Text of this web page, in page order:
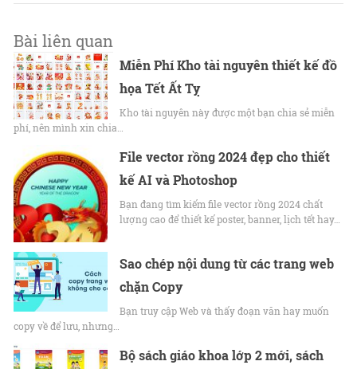
Bài liên quan
Miễn Phí Kho tài nguyên thiết kế đồ
họa Tết Ất Tỵ
Kho tài nguyên này được một bạn chia sẻ miễn
phí, nên mình xin chia…
File vector rồng 2024 đẹp cho thiết
kế AI và Photoshop
Bạn đang tìm kiếm file vector rồng 2024 chất
lượng cao để thiết kế poster, banner, lịch tết hay…
Sao chép nội dung từ các trang web
chặn Copy
Bạn truy cập Web và thấy đoạn văn hay muốn
copy về để lưu, nhưng…
Bộ sách giáo khoa lớp 2 mới, sách